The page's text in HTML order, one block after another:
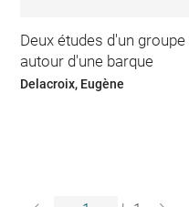
Deux études d'un
autour d'une barque
Delacroix, Eugène